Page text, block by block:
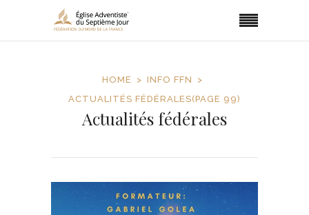
HOME
INFO FFN
ACTUALITÉS FÉDÉRALES(PAGE 99)
Actualités fédérales